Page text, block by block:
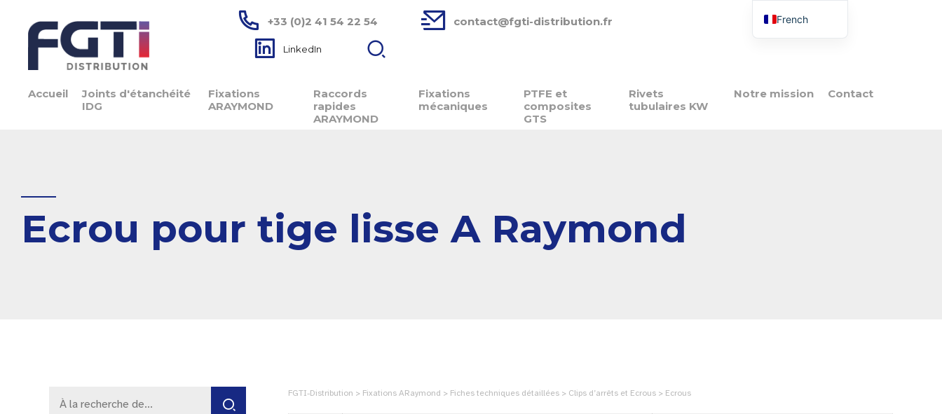
+33 (0)2 41 54 22 54 contact@fgti-distribution.fr
LinkedIn
Accueil
Joints d'étanchéité
IDG
Fixations
ARAYMOND
Raccords
rapides
ARAYMOND
Fixations
mécaniques
PTFE et
composites
GTS
Rivets
tubulaires KW
Notre mission Contact
Ecrou pour tige lisse A Raymond
FGTI-Distribution > Fixations ARaymond > Fiches techniques détaillées > Clips d’arrêts et Ecrous > Ecrous
French
Spanish